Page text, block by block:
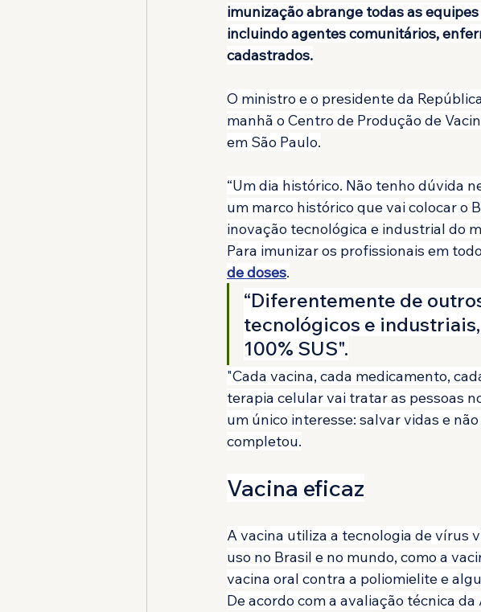
imunização abrange todas as
incluindo agentes comunitários,
cadastrados.
O ministro e o presidente da
manhã o Centro de Produção de
em São Paulo.
“Um dia histórico. Não tenho dúvida
um marco histórico que vai colocar o
inovação tecnológica e industrial do
Para imunizar os profissionais em
de doses.
“Diferentemente de
tecnológicos e
100% SUS".
"Cada vacina, cada medicamento,
terapia celular vai tratar as pessoas
um único interesse: salvar vidas e
completou.
Vacina eficaz
A vacina utiliza a tecnologia de vírus
uso no Brasil e no mundo, como a
vacina oral contra a poliomielite e
De acordo com a avaliação técnica